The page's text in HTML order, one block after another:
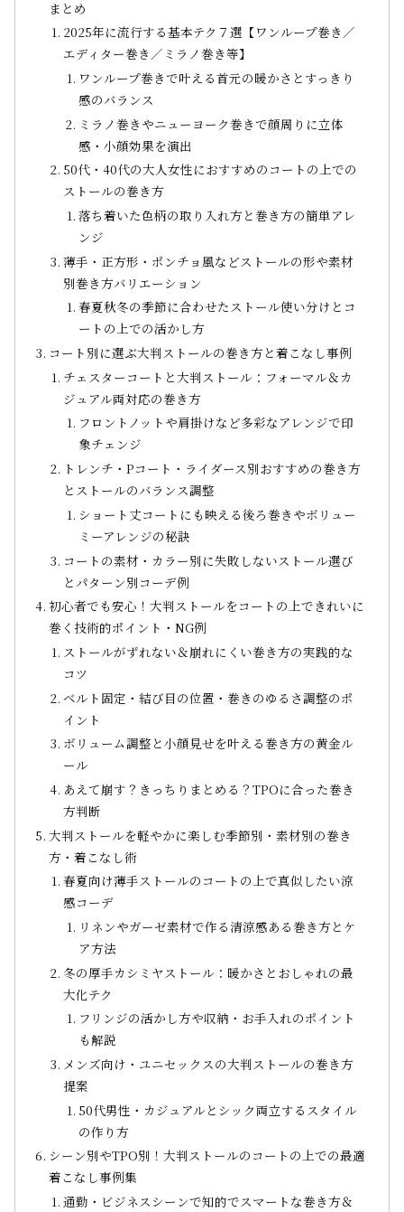
まとめ
2025年に流行する基本テク７選【ワンループ巻き／
エディター巻き／ミラノ巻き等】
ワンループ巻きで叶える首元の暖かさとすっきり
感のバランス
ミラノ巻きやニューヨーク巻きで顔周りに立体
感・小顔効果を演出
50代・40代の大人女性におすすめのコートの上での
ストールの巻き方
落ち着いた色柄の取り入れ方と巻き方の簡単アレ
ンジ
薄手・正方形・ポンチョ風などストールの形や素材
別巻き方バリエーション
春夏秋冬の季節に合わせたストール使い分けとコ
ートの上での活かし方
コート別に選ぶ大判ストールの巻き方と着こなし事例
チェスターコートと大判ストール：フォーマル＆カ
ジュアル両対応の巻き方
フロントノットや肩掛けなど多彩なアレンジで印
象チェンジ
トレンチ・Pコート・ライダース別おすすめの巻き方
とストールのバランス調整
ショート丈コートにも映える後ろ巻きやボリュー
ミーアレンジの秘訣
コートの素材・カラー別に失敗しないストール選び
とパターン別コーデ例
初心者でも安心！大判ストールをコートの上できれいに
巻く技術的ポイント・NG例
ストールがずれない＆崩れにくい巻き方の実践的な
コツ
ベルト固定・結び目の位置・巻きのゆるさ調整のポ
イント
ボリューム調整と小顔見せを叶える巻き方の黄金ル
ール
あえて崩す？きっちりまとめる？TPOに合った巻き
方判断
大判ストールを軽やかに楽しむ季節別・素材別の巻き
方・着こなし術
春夏向け薄手ストールのコートの上で真似したい涼
感コーデ
リネンやガーゼ素材で作る清涼感ある巻き方とケ
ア方法
冬の厚手カシミヤストール：暖かさとおしゃれの最
大化テク
フリンジの活かし方や収納・お手入れのポイント
も解説
メンズ向け・ユニセックスの大判ストールの巻き方
提案
50代男性・カジュアルとシック両立するスタイル
の作り方
シーン別やTPO別！大判ストールのコートの上での最適
着こなし事例集
通勤・ビジネスシーンで知的でスマートな巻き方＆